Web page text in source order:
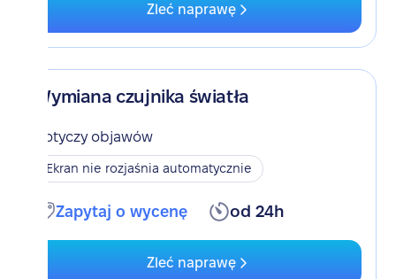
Zleć naprawę
Wymiana czujnika światła
Dotyczy objawów
Ekran nie rozjaśnia automatycznie
Zapytaj o wycenę od 24h
Zleć naprawę